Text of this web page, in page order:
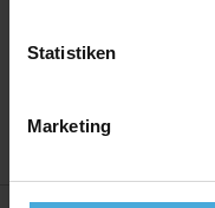
Statistiken
Marketing